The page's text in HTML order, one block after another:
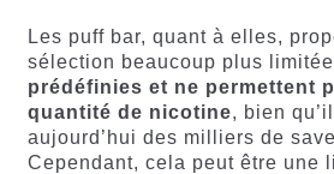
Les puff bar, quant à elles,
sélection beaucoup plus
prédéfinies et ne permettent
quantité de nicotine, bien
aujourd’hui des milliers de
Cependant, cela peut être une